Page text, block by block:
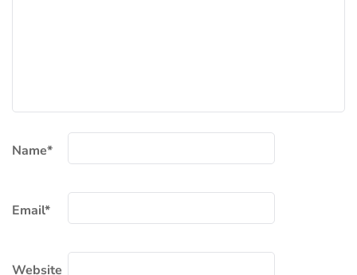
Name*
Email*
Website